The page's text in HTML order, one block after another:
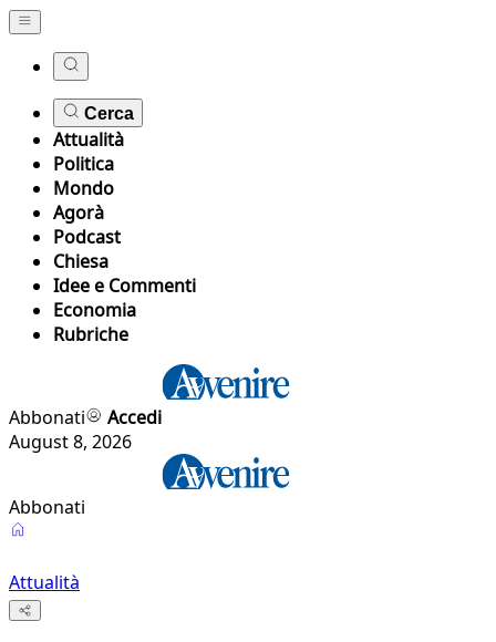
Cerca
Attualità
Politica
Mondo
Agorà
Podcast
Chiesa
Idee e Commenti
Economia
Rubriche
Abbonati
Accedi
August 8, 2026
Abbonati
Attualità